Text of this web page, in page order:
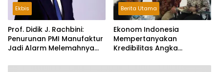
Ekbis
Prof. Didik J. Rachbini:
Penurunan PMI Manufaktur
Jadi Alarm Melemahnya
Berita Utama
Ekonom Indonesia
Mempertanyakan
Kredibilitas Angka
Tumbuh Tapi Rapuh